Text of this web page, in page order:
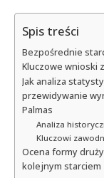
Spis treści
Bezpośrednie
Kluczowe wnioski
Jak analiza
przewidywanie
Palmas
Analiza
Kluczowi
Ocena formy
kolejnym starciem